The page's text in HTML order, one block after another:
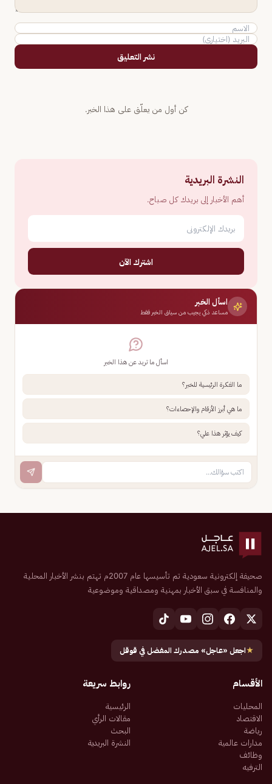
نشر التعليق
كن أول من يعلّق على هذا الخبر.
النشرة البريدية
أهم الأخبار إلى بريدك كل صباح.
اشترك الآن
اسأل الخبر
مساعد ذكي يجيب من سياق الخبر فقط
اسأل ما تريد عن هذا الخبر
ما الفكرة الرئيسية للخبر؟
ما هي أبرز الأرقام والإحصاءات؟
كيف يؤثر هذا علي؟
صحيفة إلكترونية سعودية تم تأسيسها عام 2007م تهتم بنشر الأخبار المحلية
والمنافسة في سبق الأخبار بمهنية ومصداقية وموضوعية
★اجعل «عاجل» مصدرك المفضل في قوقل
الأقسام
المحليات
الاقتصاد
رياضة
مدارات عالمية
وظائف
الترفيه
روابط سريعة
الرئيسية
مقالات الرأي
البحث
النشرة البريدية